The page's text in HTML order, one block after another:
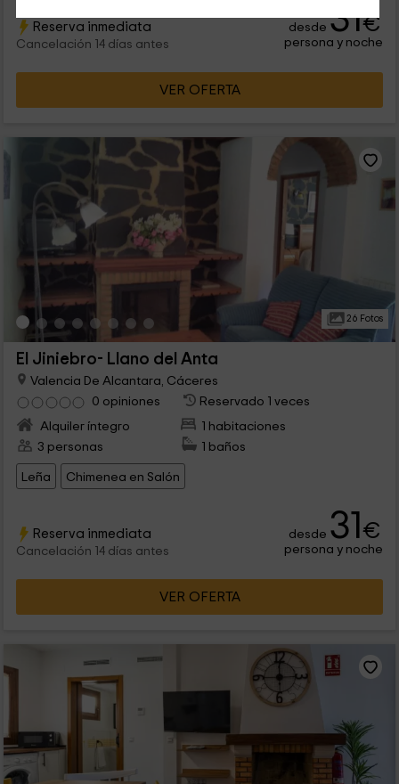
Reserva inmediata
Cancelación 14 días antes
desde 31€
persona y noche
VER OFERTA
26 Fotos
El Jiniebro- Llano del Anta
Valencia De Alcantara, Cáceres
0 opiniones
Reservado 1 veces
Alquiler íntegro
1 habitaciones
3 personas
1 baños
Leña Chimenea en Salón
Reserva inmediata
Cancelación 14 días antes
desde 31€
persona y noche
VER OFERTA